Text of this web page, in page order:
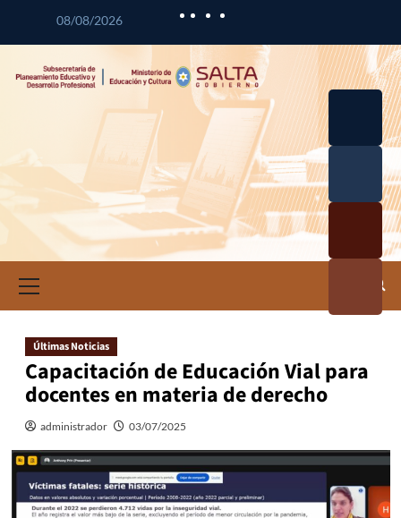
08/08/2026
Últimas Noticias
Capacitación de Educación Vial para
docentes en materia de derecho
administrador 03/07/2025
Curricul
Profesio
a
Investig
a